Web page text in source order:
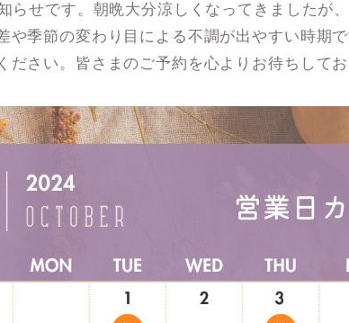
らせです。朝晩大分涼しくなってきましたが
や季節の変わり目による不調が出やすい時期
ださい。皆さまのご予約を心よりお待ちしてお